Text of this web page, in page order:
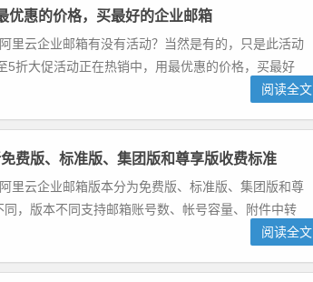
优惠的价格，买最好的企业邮箱
里云企业邮箱有没有活动？当然是有的，只是此活动
5折大促活动正在热销中，用最优惠的价格，买最好
阅读全文
费版、标准版、集团版和尊享版收费标准
里云企业邮箱版本分为免费版、标准版、集团版和尊
，版本不同支持邮箱账号数、帐号容量、附件中转
阅读全文